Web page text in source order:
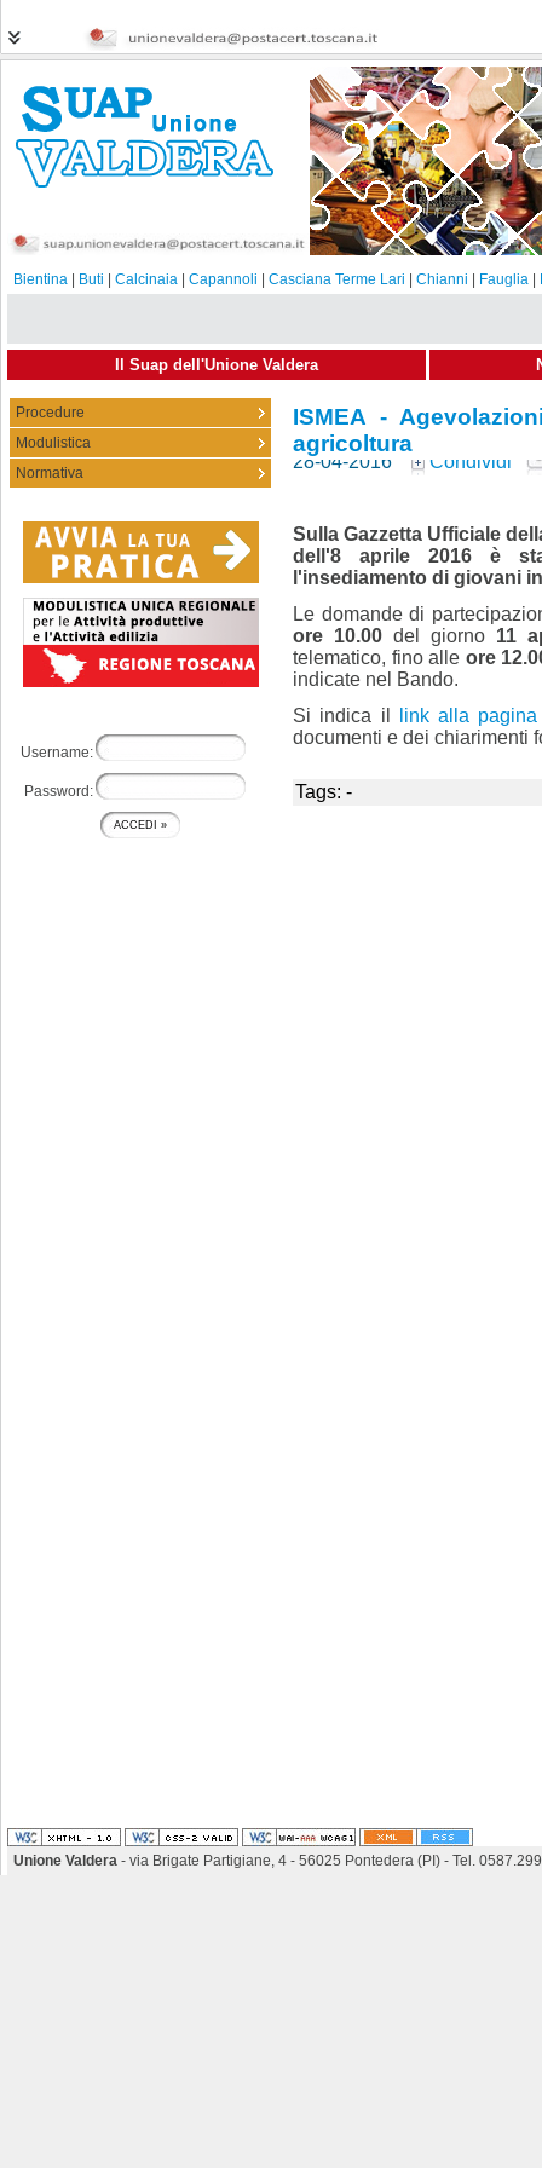
Bientina Buti Calcinaia Capannoli Casciana Terme Lari Chianni Fauglia
Il Suap dell'Unione Valdera
Procedure
Modulistica
Normativa
Username:
Password:
ISMEA -
agricoltura
28-04-2016 Condividi
Sulla Gazzetta Ufficiale
dell'8 aprile 2016 è
l'insediamento di giovani
Le domande di
ore 10.00del giorno 11
telematico, fino alle ore
indicate nel Bando.
Si indica il
link alla
documenti e dei chiarimenti
Tags: -
Unione Valdera - via Brigate Partigiane, 4 - 56025 Pontedera (PI) - Tel.